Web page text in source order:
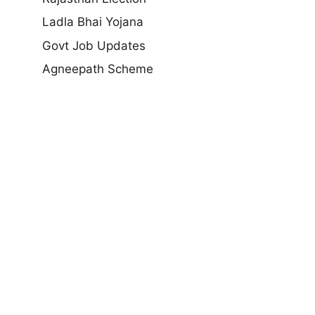
Ladla Bhai Yojana
Govt Job Updates
Agneepath Scheme